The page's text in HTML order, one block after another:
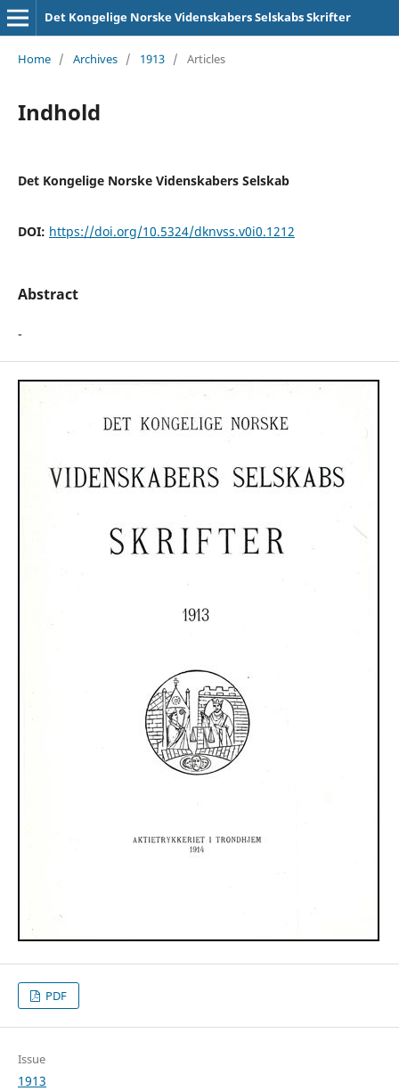
Det Kongelige Norske Videnskabers Selskabs Skrifter
Home / Archives / 1913 / Articles
Indhold
Det Kongelige Norske Videnskabers Selskab
DOI: https://doi.org/10.5324/dknvss.v0i0.1212
Abstract
-
PDF
Issue
1913